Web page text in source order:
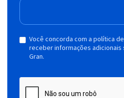
Você concorda com a política
receber informações
Gran.